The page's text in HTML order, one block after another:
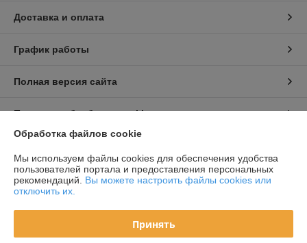
Доставка и оплата
График работы
Полная версия сайта
Политика обработки cookies
Информация для покупателя
Юридическое лицо:Частное торговое унитарное предприятие
220062, г. Минск, ул. Тимирязева, д. 123, корп. 1, пав. 67/1
Обработка файлов cookie
Мы используем файлы cookies для обеспечения удобства
пользователей портала и предоставления персональных
рекомендаций. Вы можете настроить файлы cookies или
отключить их.
Принять